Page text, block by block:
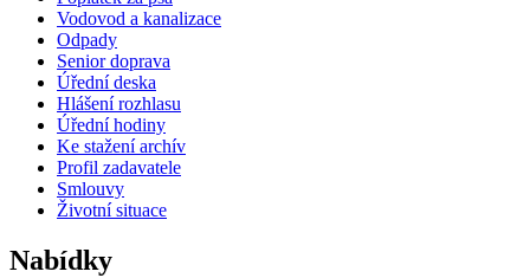
Vodovod a kanalizace
Odpady
Senior doprava
Úřední deska
Hlášení rozhlasu
Úřední hodiny
Ke stažení archív
Profil zadavatele
Smlouvy
Životní situace
Nabídky